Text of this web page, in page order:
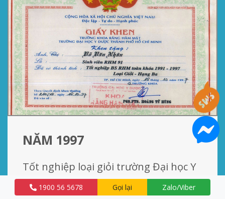
NĂM 1997
Tốt nghiệp loại giỏi trường Đại học Y
Dược TP. Hồ Chí Minh, là 1 trong 10
1900 56 5678 Gọi lại Zalo/Viber